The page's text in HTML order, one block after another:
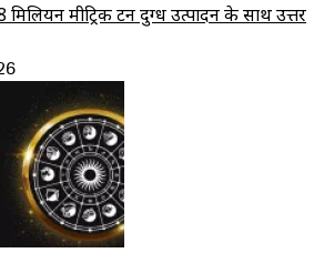
मीट्रिक टन दुग्ध उत्पादन के साथ उत्तर